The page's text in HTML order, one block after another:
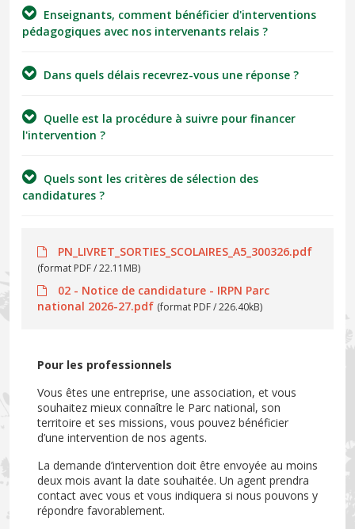
pédagogiques avec nos intervenants relais ?
Dans quels délais recevrez-vous une réponse ?
l'intervention ?
candidatures ?
PN_LIVRET_SORTIES_SCOLAIRES_A5_300326.pdf
(format PDF / 22.11MB)
02 - Notice de candidature - IRPN Parc
national 2026-27.pdf (format PDF / 226.40kB)
Pour les professionnels
Vous êtes une entreprise, une association, et vous
souhaitez mieux connaître le Parc national, son
territoire et ses missions, vous pouvez bénéficier
d’une intervention de nos agents.
La demande d’intervention doit être envoyée au moins
deux mois avant la date souhaitée. Un agent prendra
contact avec vous et vous indiquera si nous pouvons y
répondre favorablement.